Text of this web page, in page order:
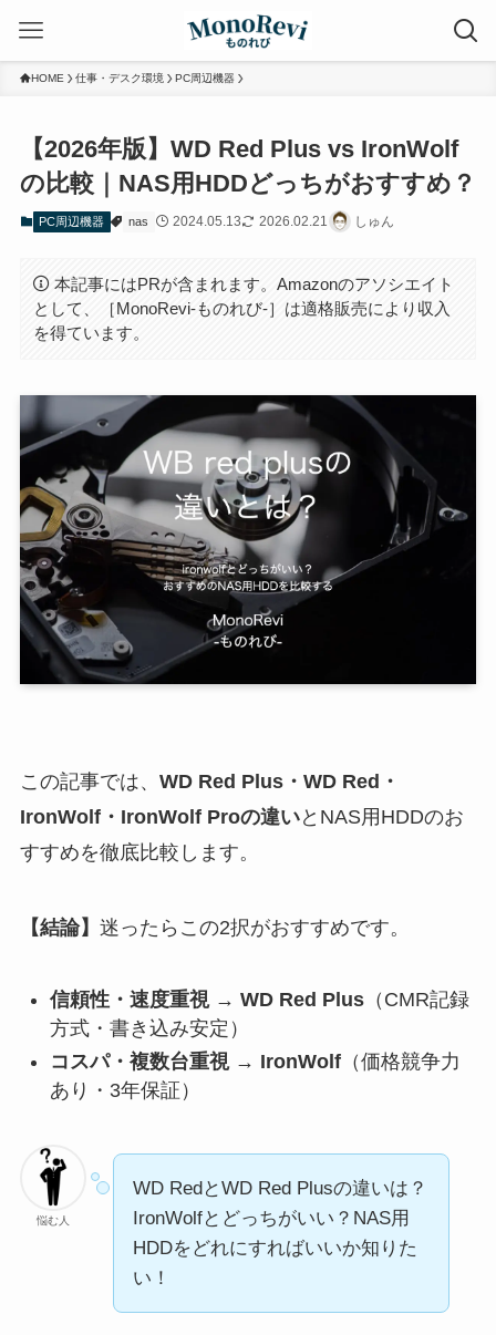
HOME 仕事・デスク環境 PC周辺機器
【2026年版】WD Red Plus vs IronWolf
の比較｜NAS用HDDどっちがおすすめ？
PC周辺機器 nas 2024.05.13 2026.02.21 しゅん
本記事にはPRが含まれます。Amazonのアソシエイト
として、［MonoRevi-ものれび-］は適格販売により収入
を得ています。
この記事では、 WD Red Plus・WD Red・
IronWolf・IronWolf Proの違いとNAS用HDDのお
すすめを徹底比較します。
【結論】 迷ったらこの2択がおすすめです。
信頼性・速度重視 → WD Red Plus（CMR記録
方式・書き込み安定）
コスパ・複数台重視 → IronWolf（価格競争力
あり・3年保証）
悩む人
WD RedとWD Red Plusの違いは？
IronWolfとどっちがいい？NAS用
HDDをどれにすればいいか知りた
い！